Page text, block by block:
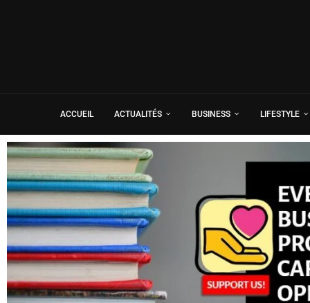
ACCUEIL ACTUALITÉS BUSINESS LIFESTYLE